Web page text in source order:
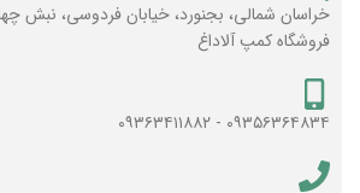
خراسان شمالی، بجنورد، خیابان فردوسی، نبش
فروشگاه کمپ آلاداغ
۰۹۳۵۶۳۶۴۸۳۴ - ۰۹۳۶۳۴۱۱۸۸۲